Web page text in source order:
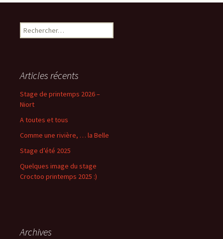
Rechercher :
Articles récents
Stage de printemps 2026 –
Niort
A toutes et tous
Comme une rivière, … la Belle
Stage d’été 2025
Quelques image du stage
Croctoo printemps 2025 :)
Archives